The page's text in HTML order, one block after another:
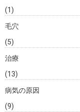
(1)
毛穴
(5)
治療
(13)
病気の原因
(9)